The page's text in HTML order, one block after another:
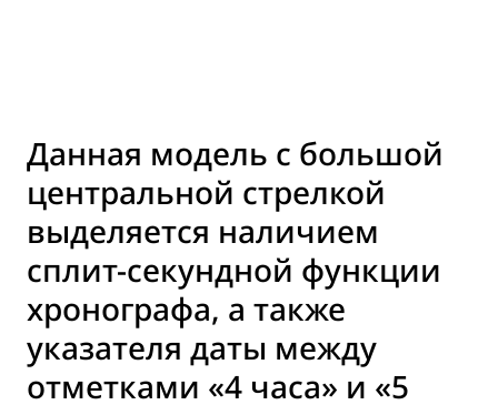
Данная модель с большой
центральной стрелкой
выделяется наличием
сплит-секундной функции
хронографа, а также
указателя даты между
отметками «4 часа» и «5